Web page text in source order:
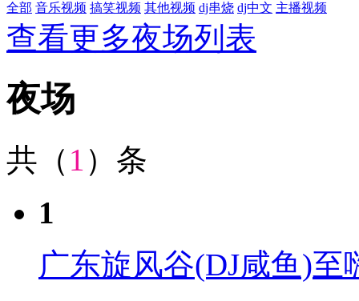
全部 音乐视频 搞笑视频 其他视频 dj串烧 dj中文 主播视频
查看更多夜场列表
夜场
共（ 1 ）条
1
广东旋风谷(DJ咸鱼)